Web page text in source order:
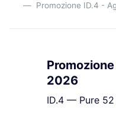
Promozione ID.4 -
2026
ID.4 — Pure 52